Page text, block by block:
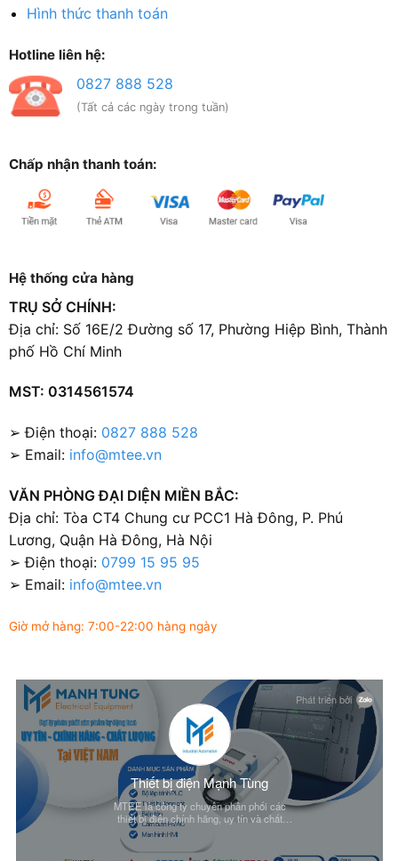
Hình thức thanh toán
Hotline liên hệ:
0827 888 528
(Tất cả các ngày trong tuần)
Chấp nhận thanh toán:
Hệ thống cửa hàng
TRỤ SỞ CHÍNH:
Địa chỉ: Số 16E/2 Đường số 17, Phường Hiệp Bình, Thành
phố Hồ Chí Minh
MST: 0314561574
➢ Điện thoại: 0827 888 528
➢ Email: info@mtee.vn
VĂN PHÒNG ĐẠI DIỆN MIỀN BẮC:
Địa chỉ: Tòa CT4 Chung cư PCC1 Hà Đông, P. Phú
Lương, Quận Hà Đông, Hà Nội
➢ Điện thoại: 0799 15 95 95
➢ Email: info@mtee.vn
Giờ mở hàng: 7:00-22:00 hàng ngày